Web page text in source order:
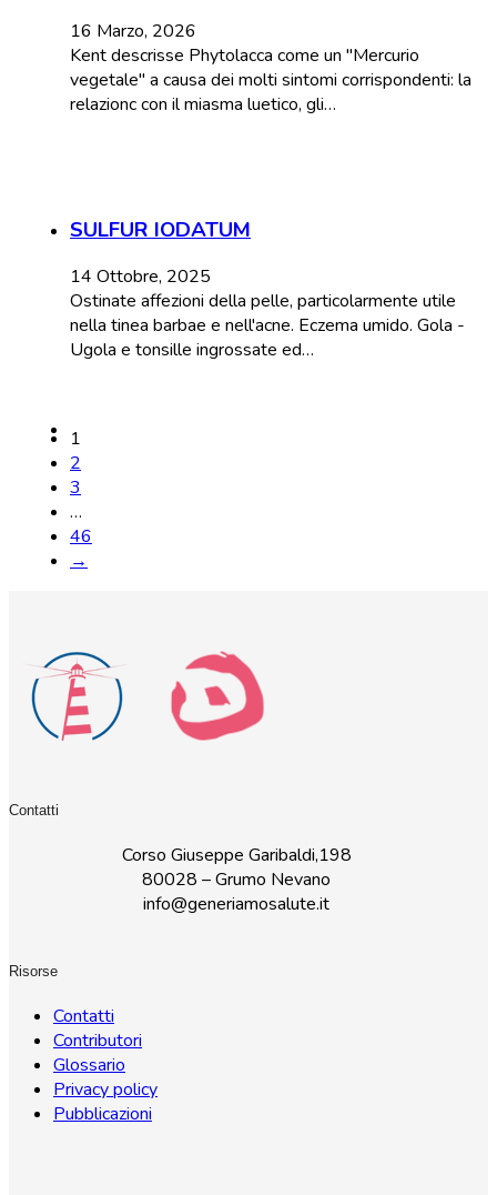
16 Marzo, 2026
Kent descrisse Phytolacca come un "Mercurio
vegetale" a causa dei molti sintomi corrispondenti: la
relazionc con il miasma luetico, gli…
SULFUR IODATUM
14 Ottobre, 2025
Ostinate affezioni della pelle, particolarmente utile
nella tinea barbae e nell'acne. Eczema umido. Gola -
Ugola e tonsille ingrossate ed…
1
2
3
…
46
→
Contatti
Corso Giuseppe Garibaldi,198
80028 – Grumo Nevano
info@generiamosalute.it
Risorse
Contatti
Contributori
Glossario
Privacy policy
Pubblicazioni